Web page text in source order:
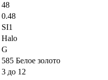
48
0.48
SI1
Halo
G
585 Белое золото
3 до 12